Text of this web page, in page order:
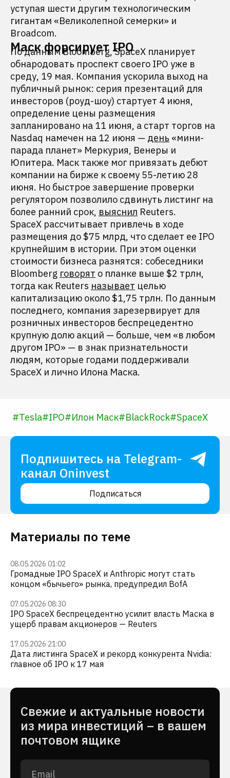
уступая шести другим технологическим
гигантам «Великолепной семерки» и
Broadcom.
Маск форсирует IPO
По данным Bloomberg, SpaceX планирует
обнародовать проспект своего IPO уже в
среду, 19 мая. Компания ускорила выход на
публичный рынок: серия презентаций для
инвесторов (роуд-шоу) стартует 4 июня,
определение цены размещения
запланировано на 11 июня, а старт торгов на
Nasdaq намечен на 12 июня — день «мини-
парада планет» Меркурия, Венеры и
Юпитера. Маск также мог привязать дебют
компании на бирже к своему 55-летию 28
июня. Но быстрое завершение проверки
регулятором позволило сдвинуть листинг на
более ранний срок, выяснил Reuters.
SpaceX рассчитывает привлечь в ходе
размещения до $75 млрд, что сделает ее IPO
крупнейшим в истории. При этом оценки
стоимости бизнеса разнятся: собеседники
Bloomberg говорят о планке выше $2 трлн,
тогда как Reuters называет целью
капитализацию около $1,75 трлн. По данным
последнего, компания зарезервирует для
розничных инвесторов беспрецедентно
крупную долю акций — больше, чем «в любом
другом IPO» — в знак признательности
людям, которые годами поддерживали
SpaceX и лично Илона Маска.
#Tesla#IPO#Илон Маск#BlackRock#SpaceX
Подпишитесь на Telegram-
канал Oninvest
Подписаться
Материалы по теме
08.05.2026 01:02
Громадные IPO SpaceX и Anthropic могут стать
концом «бычьего» рынка, предупредил BofA
07.05.2026 08:30
IPO SpaceX беспрецедентно усилит власть Маска в
ущерб правам акционеров — Reuters
17.05.2026 21:00
Дата листинга SpaceX и рекорд конкурента Nvidia:
главное об IPO к 17 мая
Cвежие и актуальные новости
из мира инвестиций – в вашем
почтовом ящике